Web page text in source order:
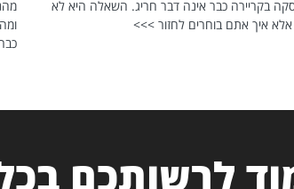
בקריירה כבר אינה דבר חריג. השאלה היא לא
איך אתם בוחרים לחזור >>>
לרשותכם